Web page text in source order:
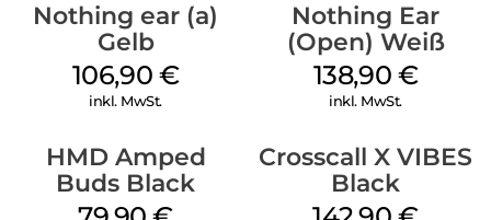
Nothing ear (a)
Gelb
106,90 €
inkl. MwSt.
Nothing Ear
(Open) Weiß
138,90 €
inkl. MwSt.
HMD Amped
Buds Black
Crosscall X VIBES
Black